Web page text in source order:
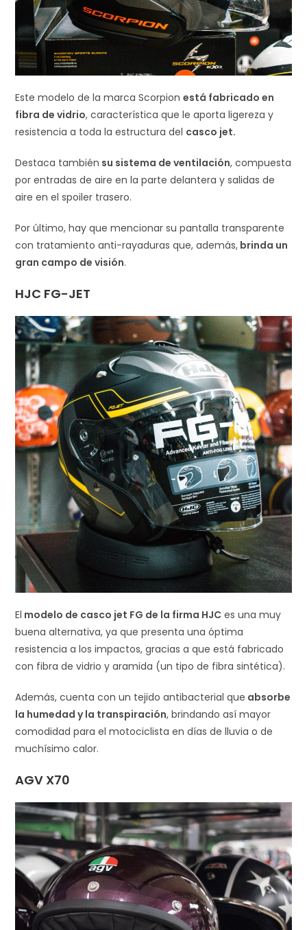
Este modelo de la marca Scorpionestá fabricado en
fibra de vidrio, característica que le aporta ligereza y
resistencia a toda la estructura del casco jet.
Destaca también su sistema de ventilación, compuesta
por entradas de aire en la parte delantera y salidas de
aire en el spoiler trasero.
Por último, hay que mencionar su pantalla transparente
con tratamiento anti-rayaduras que, además, brinda un
gran campo de visión.
HJC FG-JET
El modelo de casco jet FG de la firma HJC es una muy
buena alternativa, ya que presenta una óptima
resistencia a los impactos, gracias a que está fabricado
con fibra de vidrio y aramida (un tipo de fibra sintética).
Además, cuenta con un tejido antibacterial que absorbe
la humedad y la transpiración, brindando así mayor
comodidad para el motociclista en días de lluvia o de
muchísimo calor.
AGV X70